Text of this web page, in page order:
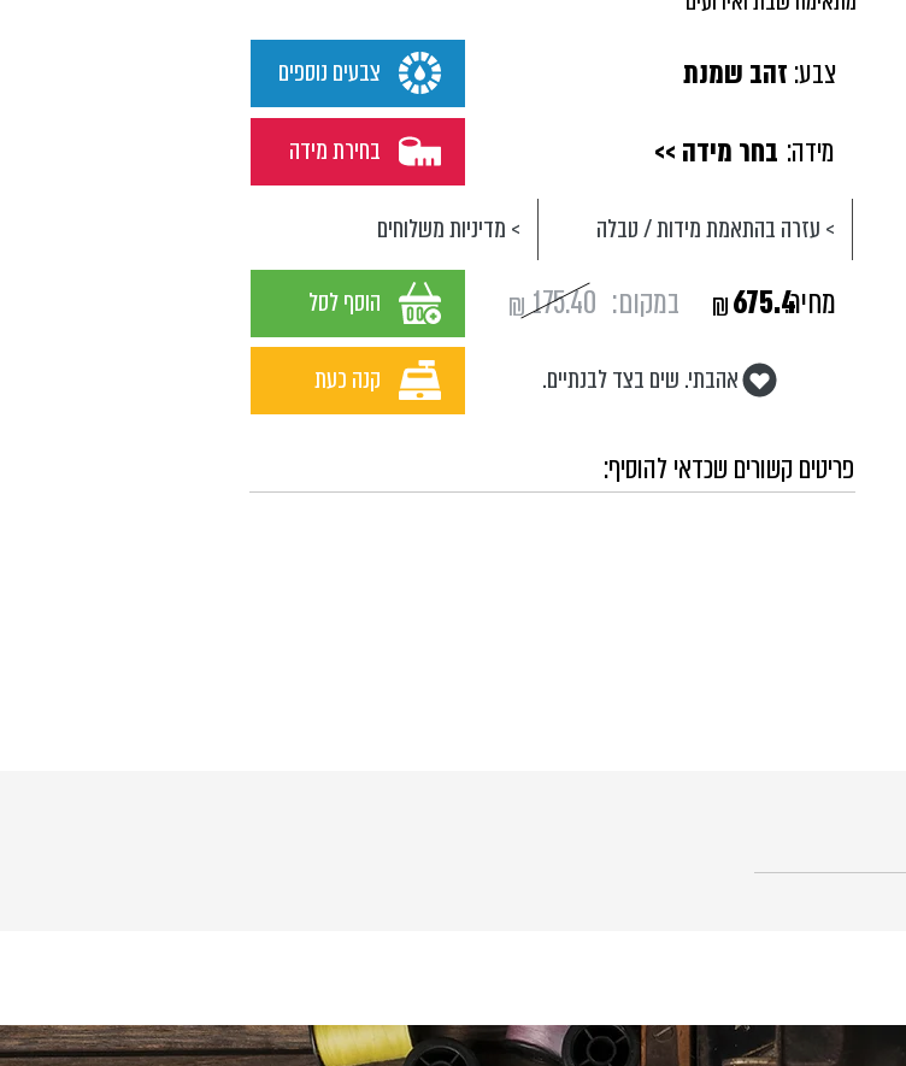
צבעים נוספים זהב שמנת צבע:
> מדיניות משלוחים > עזרה בהתאמת מידות / טבלה
בחירת מידה בחר מידה >> מידה:
הוסף לסל ₪175.40 במקום: ₪675.4מחיר:
קנה כעת אהבתי. שים בצד לבנתיים.
פריטים קשורים שכדאי להוסיף: